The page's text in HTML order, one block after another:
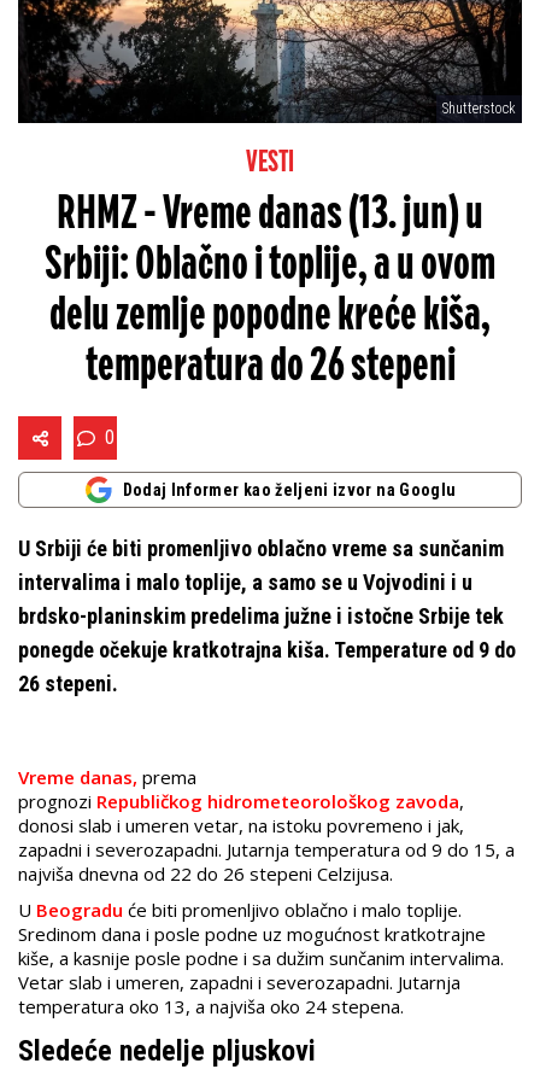
Shutterstock
VESTI
RHMZ - Vreme danas (13. jun) u
Srbiji: Oblačno i toplije, a u ovom
delu zemlje popodne kreće kiša,
temperatura do 26 stepeni
0
Dodaj Informer kao željeni izvor na Googlu
U Srbiji će biti promenljivo oblačno vreme sa sunčanim
intervalima i malo toplije, a samo se u Vojvodini i u
brdsko-planinskim predelima južne i istočne Srbije tek
ponegde očekuje kratkotrajna kiša. Temperature od 9 do
26 stepeni.
Vreme danas, prema
prognozi Republičkog hidrometeorološkog zavoda,
donosi slab i umeren vetar, na istoku povremeno i jak,
zapadni i severozapadni. Jutarnja temperatura od 9 do 15, a
najviša dnevna od 22 do 26 stepeni Celzijusa.
U Beogradu će biti promenljivo oblačno i malo toplije.
Sredinom dana i posle podne uz mogućnost kratkotrajne
kiše, a kasnije posle podne i sa dužim sunčanim intervalima.
Vetar slab i umeren, zapadni i severozapadni. Jutarnja
temperatura oko 13, a najviša oko 24 stepena.
Sledeće nedelje pljuskovi